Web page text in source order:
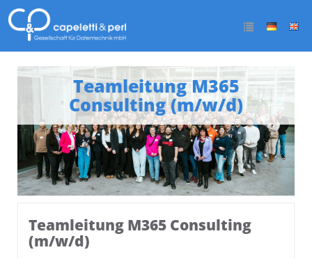
Teamleitung M365
Consulting (m/w/d)
Teamleitung M365 Consulting
(m/w/d)